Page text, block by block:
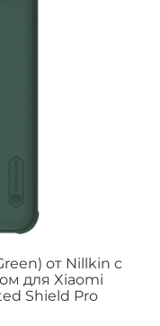
от Nillkin c
для Xiaomi
Shield Pro